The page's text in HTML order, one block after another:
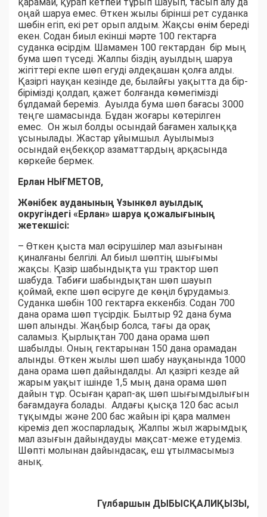
оңай шаруа емес. Өткен жылы бірінші рет суданка
шөбін егіп, екі рет орып алдым. Жақсы өнім береді
екен. Содан биыл екінші мәрте 100 гектарға
суданка өсірдім. Шамамен 100 гектардан бір мың
бума шөп түседі. Жалпы біздің ауылдың шаруа
жігіттері екпе шөп егуді әлдеқашан қолға алды.
Қазіргі науқан кезінде де, былайғы уақытта да бір-
бірімізді қолдап, қажет болғанда көмегімізді
бұлдамай береміз. Ауылда бума шөп бағасы 3000
теңге шамасында. Бұдан жоғары көтерілген
емес. Он жыл болды осындай бағамен халыққа
ұсынылады. Жастар ұйымшыл. Ауылымыз
осындай еңбекқор азаматтардың арқасында
көркейе бермек.
Ерлан НЫҒМЕТОВ,
Жәнібек ауданының Ұзынкөл ауылдық
округіндегі «Ерлан» шаруа қожалығының
жетекшісі:
– Өткен қыста мал өсірушілер мал азығынан
қиналғаны белгілі. Ал биыл шөптің шығымы
жақсы. Қазір шабындықта үш трактор шөп
шабуда. Табиғи шабындықтан шөп шауып
қоймай, екпе шөп өсіруге де көңіл бұрудамыз.
Суданка шөбін 100 гектарға еккенбіз. Содан 700
дана орама шөп түсірдік. Былтыр 92 дана бума
шөп алынды. Жаңбыр болса, тағы да орақ
саламыз. Қырлықтан 700 дана орама шөп
шабылды. Оның гектарынан 150 дана орамадан
алынды. Өткен жылы шөп шабу науқанында 1000
дана орама шөп дайындалды. Ал қазіргі кезде ай
жарым уақыт ішінде 1,5 мың дана орама шөп
дайын тұр. Осыған қарап-ақ шөп шығымдылығын
бағамдауға болады. Алдағы қысқа 120 бас асыл
тұқымды және 200 бас жайын ірі қара малмен
кіреміз деп жоспарладық. Жалпы жыл жарымдық
мал азығын дайындауды мақсат-меже етудеміз.
Шөпті молынан дайындасақ, еш ұтылмасымыз
анық.
Гүлбаршын ДЫБЫСҚАЛИҚЫЗЫ,